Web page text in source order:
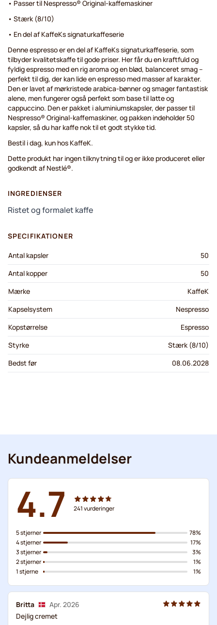
• Passer til Nespresso® Original-kaffemaskiner
• Stærk (8/10)
• En del af KaffeKs signaturkaffeserie
Denne espresso er en del af KaffeKs signaturkaffeserie, som
tilbyder kvalitetskaffe til gode priser. Her får du en kraftfuld og
fyldig espresso med en rig aroma og en blød, balanceret smag –
perfekt til dig, der kan lide en espresso med masser af karakter.
Den er lavet af mørkristede arabica-bønner og smager fantastisk
alene, men fungerer også perfekt som base til latte og
cappuccino. Den er pakket i aluminiumskapsler, der passer til
Nespresso® Original-kaffemaskiner, og pakken indeholder 50
kapsler, så du har kaffe nok til et godt stykke tid.
Bestil i dag, kun hos KaffeK.
Dette produkt har ingen tilknytning til og er ikke produceret eller
godkendt af Nestlé®.
INGREDIENSER
Ristet og formalet kaffe
SPECIFIKATIONER
Antal kapsler
50
Antal kopper
50
Mærke
KaffeK
Kapselsystem
Nespresso
Kopstørrelse
Espresso
Styrke
Stærk (8/10)
Bedst før
08.06.2028
Kundeanmeldelser
4.7 241vurderinger
5 stjerner
4 stjerner
3 stjerner
2 stjerner
1 stjerne
78%
17%
3%
1%
1%
Britta
Apr. 2026
Dejlig cremet